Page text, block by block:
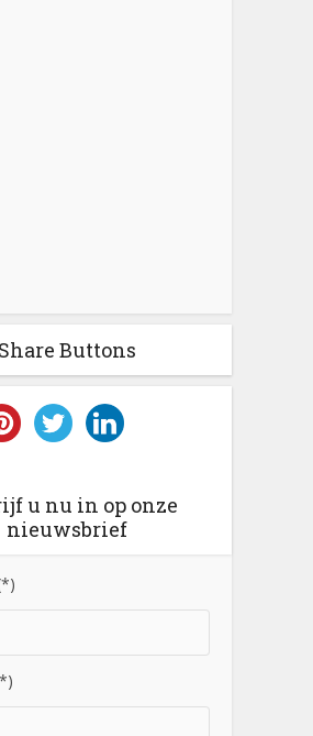
Share Buttons
u nu in op onze
nieuwsbrief